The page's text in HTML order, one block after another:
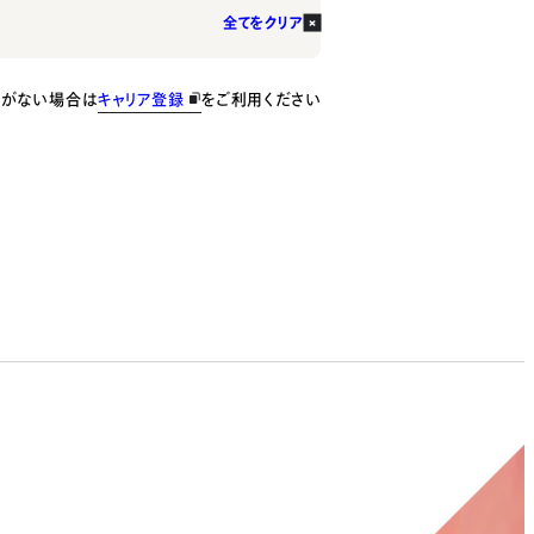
全てをクリア
ない場合はキャリア登録 をご利用ください